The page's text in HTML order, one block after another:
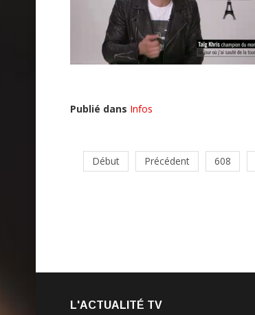
Publié dans Infos
Début Précédent 608
L'ACTUALITÉ TV